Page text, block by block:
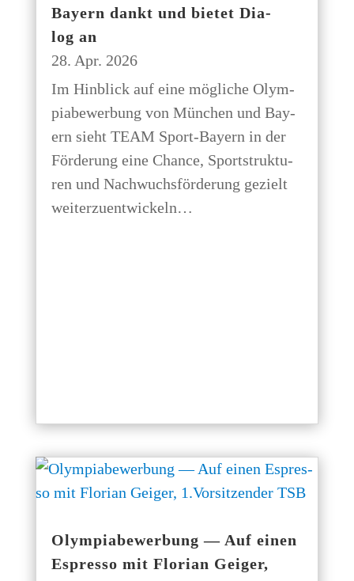
Bay­ern dankt und bie­tet Dia­
log an
28. Apr. 2026
Im Hin­blick auf eine mög­li­che Olym­
pia­be­wer­bung von Mün­chen und Bay­
ern sieht TEAM Sport-Bay­ern in der
För­de­rung eine Chan­ce, Sport­struk­tu­
ren und Nach­wuchs­för­de­rung gezielt
weiterzuentwickeln…
Olym­pia­be­wer­bung — Auf einen
Espres­so mit Flo­ri­an Gei­ger,